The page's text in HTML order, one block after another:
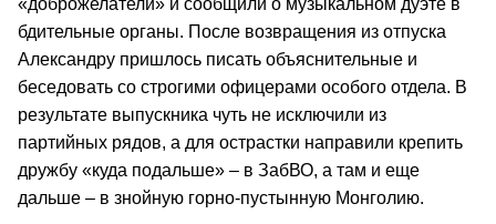
«доброжелатели» и сообщили о музыкальном дуэте в
бдительные органы. После возвращения из отпуска
Александру пришлось писать объяснительные и
беседовать со строгими офицерами особого отдела. В
результате выпускника чуть не исключили из
партийных рядов, а для острастки направили крепить
дружбу «куда подальше» – в ЗабВО, а там и еще
дальше – в знойную горно-пустынную Монголию.